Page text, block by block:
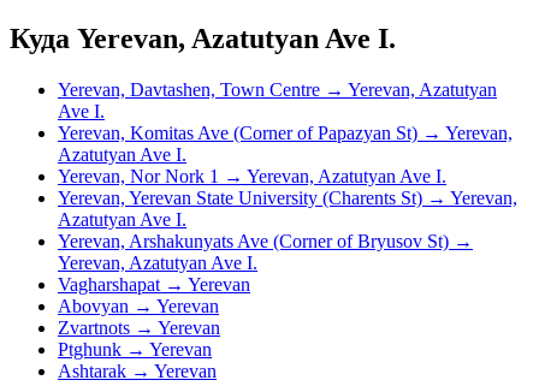
Куда Yerevan, Azatutyan Ave I.
Yerevan, Davtashen, Town Centre → Yerevan, Azatutyan
Ave I.
Yerevan, Komitas Ave (Corner of Papazyan St) → Yerevan,
Azatutyan Ave I.
Yerevan, Nor Nork 1 → Yerevan, Azatutyan Ave I.
Yerevan, Yerevan State University (Charents St) → Yerevan,
Azatutyan Ave I.
Yerevan, Arshakunyats Ave (Corner of Bryusov St) →
Yerevan, Azatutyan Ave I.
Vagharshapat → Yerevan
Abovyan → Yerevan
Zvartnots → Yerevan
Ptghunk → Yerevan
Ashtarak → Yerevan